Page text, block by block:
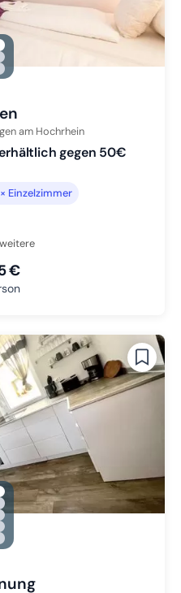
Zu Slide 1 wechseln
Zu Slide 2 wechseln
Slide 3 wechseln
am Hochrhein
gegen 50€
Einzelzimmer
€
Zu Slide 1 wechseln
Zu Slide 2 wechseln
Zu Slide 3 wechseln
Zu Slide 4 wechseln
Slide 5 wechseln